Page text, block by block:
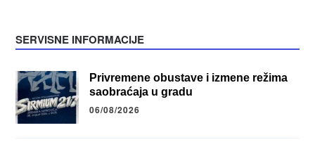
SERVISNE INFORMACIJE
Privremene obustave i izmene režima
saobraćaja u gradu
06/08/2026